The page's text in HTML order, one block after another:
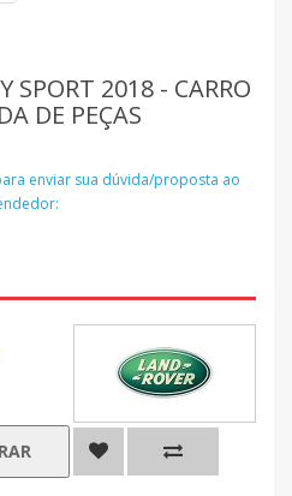
SPORT 2018 - CARRO
DE PEÇAS
enviar sua dúvida/proposta ao